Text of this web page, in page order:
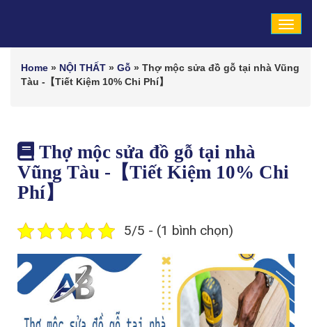
Home » NỘI THẤT » Gỗ » Thợ mộc sửa đồ gỗ tại nhà Vũng
Tàu -【Tiết Kiệm 10% Chi Phí】
Thợ mộc sửa đồ gỗ tại nhà
Vũng Tàu -【Tiết Kiệm 10% Chi
Phí】
5/5 - (1 bình chọn)